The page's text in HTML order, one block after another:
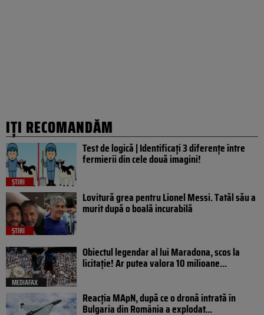
IȚI RECOMANDĂM
ȘTIRI
Test de logică | Identificați 3 diferențe între
fermierii din cele două imagini!
ȘTIRI
Lovitură grea pentru Lionel Messi. Tatăl său a
murit după o boală incurabilă
MEDIAFAX
Obiectul legendar al lui Maradona, scos la
licitație! Ar putea valora 10 milioane...
Reacția MApN, după ce o dronă intrată în
Bulgaria din România a explodat...